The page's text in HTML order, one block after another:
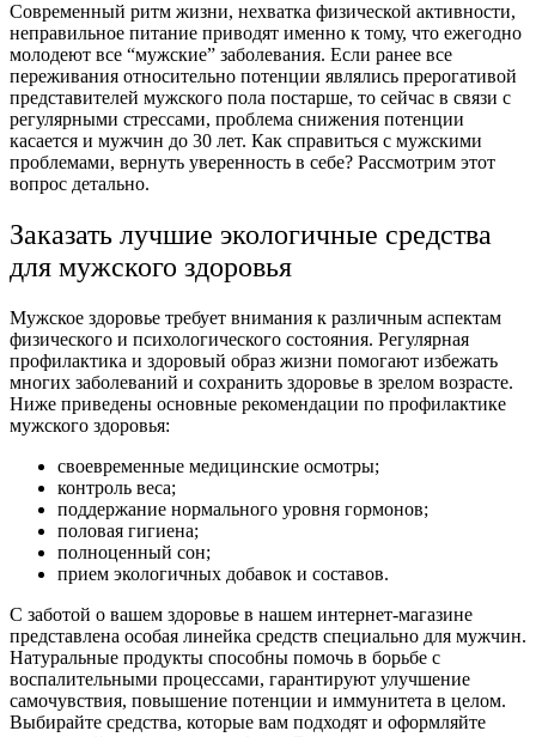
Современный ритм жизни, нехватка физической активности,
неправильное питание приводят именно к тому, что ежегодно
молодеют все “мужские” заболевания. Если ранее все
переживания относительно потенции являлись прерогативой
представителей мужского пола постарше, то сейчас в связи с
регулярными стрессами, проблема снижения потенции
касается и мужчин до 30 лет. Как справиться с мужскими
проблемами, вернуть уверенность в себе? Рассмотрим этот
вопрос детально.
Заказать лучшие экологичные средства
для мужского здоровья
Мужское здоровье требует внимания к различным аспектам
физического и психологического состояния. Регулярная
профилактика и здоровый образ жизни помогают избежать
многих заболеваний и сохранить здоровье в зрелом возрасте.
Ниже приведены основные рекомендации по профилактике
мужского здоровья:
своевременные медицинские осмотры;
контроль веса;
поддержание нормального уровня гормонов;
половая гигиена;
полноценный сон;
прием экологичных добавок и составов.
С заботой о вашем здоровье в нашем интернет-магазине
представлена особая линейка средств специально для мужчин.
Натуральные продукты способны помочь в борьбе с
воспалительными процессами, гарантируют улучшение
самочувствия, повышение потенции и иммунитета в целом.
Выбирайте средства, которые вам подходят и оформляйте